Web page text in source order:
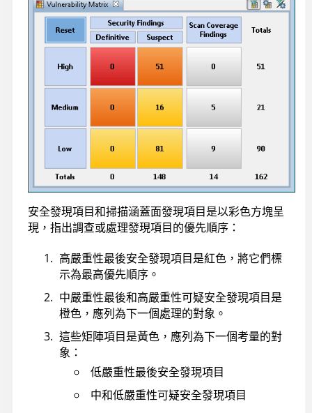
安全發現項目和掃描涵蓋面發現項目是以彩色方塊呈
現，指出調查或處理發現項目的優先順序：
高嚴重性最後安全發現項目是紅色，將它們標
示為最高優先順序。
中嚴重性最後和高嚴重性可疑安全發現項目是
橙色，應列為下一個處理的對象。
這些矩陣項目是黃色，應列為下一個考量的對
象：
低嚴重性最後安全發現項目
中和低嚴重性可疑安全發現項目